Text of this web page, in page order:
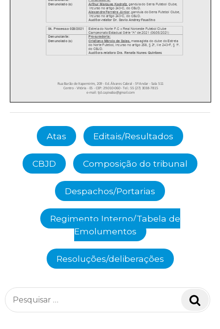
Atas Editais/Resultados
CBJD Composição do tribunal
Despachos/Portarias
Regimento Interno/Tabela de
Emolumentos
Resoluções/deliberações
Pesquisar
por: